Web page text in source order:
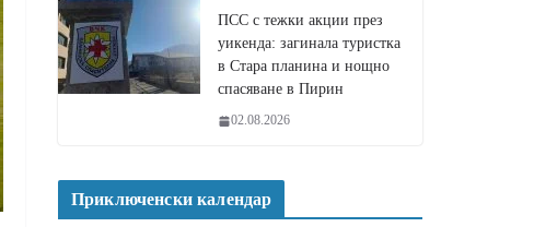
ПСС с тежки акции през
уикенда: загинала туристка
в Стара планина и нощно
спасяване в Пирин
02.08.2026
Приключенски календар